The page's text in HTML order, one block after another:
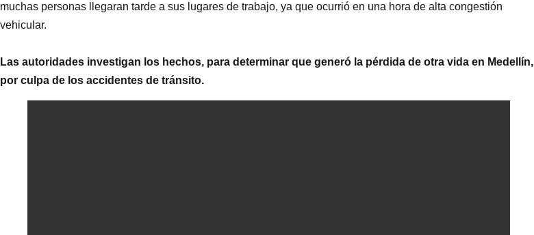
muchas personas llegaran tarde a sus lugares de trabajo, ya que ocurrió en una hora de alta congestión
vehicular.
Las autoridades investigan los hechos, para determinar que generó la pérdida de otra vida en Medellín,
por culpa de los accidentes de tránsito.